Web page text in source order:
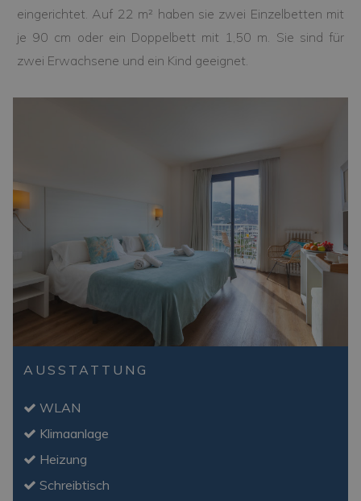
eingerichtet. Auf 22 m² haben sie zwei Einzelbetten mit
je 90 cm oder ein Doppelbett mit 1,50 m. Sie sind für
zwei Erwachsene und ein Kind geeignet.
AUSSTATTUNG
WLAN
Klimaanlage
Heizung
Schreibtisch